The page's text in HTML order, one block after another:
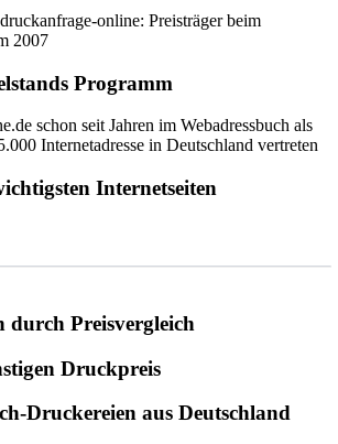
Programm
Internetseiten
durch Preisvergleich
Druckpreis
Druckereien aus Deutschland